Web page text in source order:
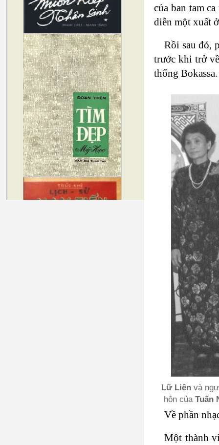
của ban tam
diễn một xuất
Rồi sau đó,
trước khi trở
thống Bokassa.
Lữ Liên và
hôn của Tuấn
Về phần
Một thành